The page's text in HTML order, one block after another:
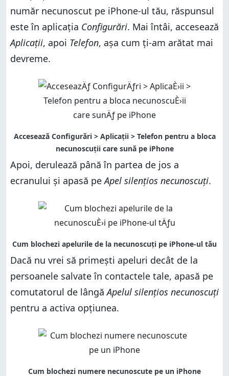
număr necunoscut pe iPhone-ul tău, răspunsul
este în aplicația Configurări. Mai întâi, accesează
Aplicații, apoi Telefon, așa cum ți-am arătat mai
devreme.
Apoi, derulează până în partea de jos a
ecranului și apasă peApel silențios necunoscuți.
Dacă nu vrei să primești apeluri decât de la
persoanele salvate în contactele tale, apasă pe
comutatorul de lângăApelul silențios necunoscuți
pentru a activa opțiunea.